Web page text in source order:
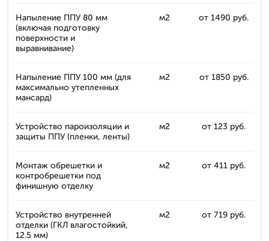
Напыление ППУ 80 мм
(включая подготовку
поверхности и
выравнивание)
м2 от 1490 руб.
Напыление ППУ 100 мм (для
максимально утепленных
мансард)
м2 от 1850 руб.
Устройство пароизоляции и
защиты ППУ (пленки, ленты)
м2 от 123 руб.
Монтаж обрешетки и
контробрешетки под
финишную отделку
м2 от 411 руб.
Устройство внутренней
отделки (ГКЛ влагостойкий,
12.5 мм)
м2 от 719 руб.